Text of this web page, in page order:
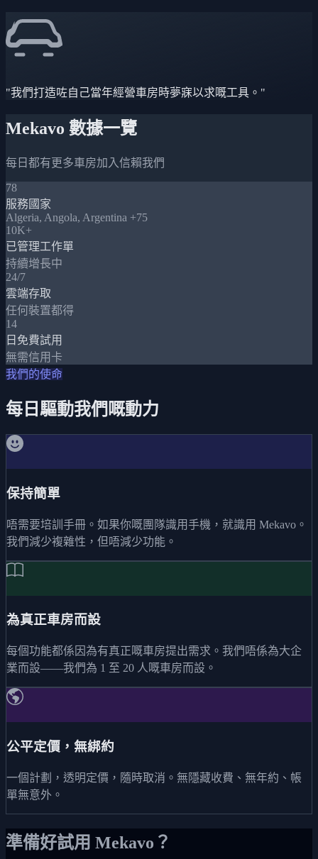
"我們打造咗自己當年經營車房時夢寐以求嘅工具。"
Mekavo 數據一覽
每日都有更多車房加入信賴我們
78
服務國家
Algeria, Angola, Argentina +75
10K+
已管理工作單
持續增長中
24/7
雲端存取
任何裝置都得
14
日免費試用
無需信用卡
我們的使命
每日驅動我們嘅動力
保持簡單
唔需要培訓手冊。如果你嘅團隊識用手機，就識用 Mekavo。
我們減少複雜性，但唔減少功能。
為真正車房而設
每個功能都係因為有真正嘅車房提出需求。我們唔係為大企
業而設——我們為 1 至 20 人嘅車房而設。
公平定價，無綁約
一個計劃，透明定價，隨時取消。無隱藏收費、無年約、帳
單無意外。
準備好試用 Mekavo？